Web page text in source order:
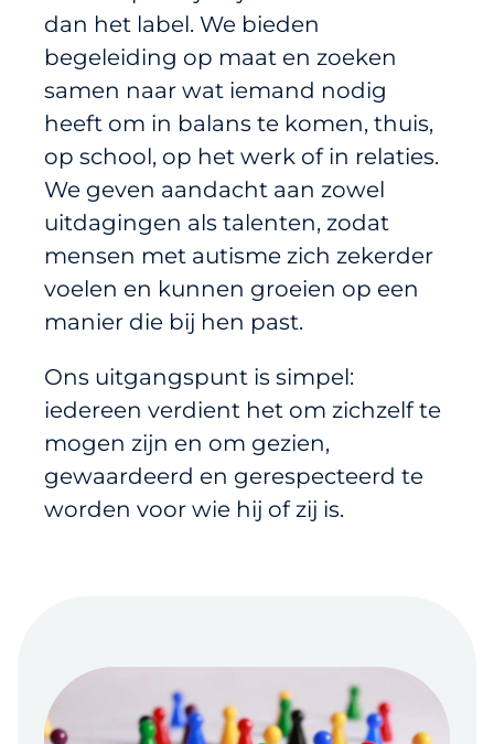
dan het label. We bieden
begeleiding op maat en zoeken
samen naar wat iemand nodig
heeft om in balans te komen, thuis,
op school, op het werk of in relaties.
We geven aandacht aan zowel
uitdagingen als talenten, zodat
mensen met autisme zich zekerder
voelen en kunnen groeien op een
manier die bij hen past.
Ons uitgangspunt is simpel:
iedereen verdient het om zichzelf te
mogen zijn en om gezien,
gewaardeerd en gerespecteerd te
worden voor wie hij of zij is.